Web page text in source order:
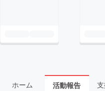
ホーム 活動報告